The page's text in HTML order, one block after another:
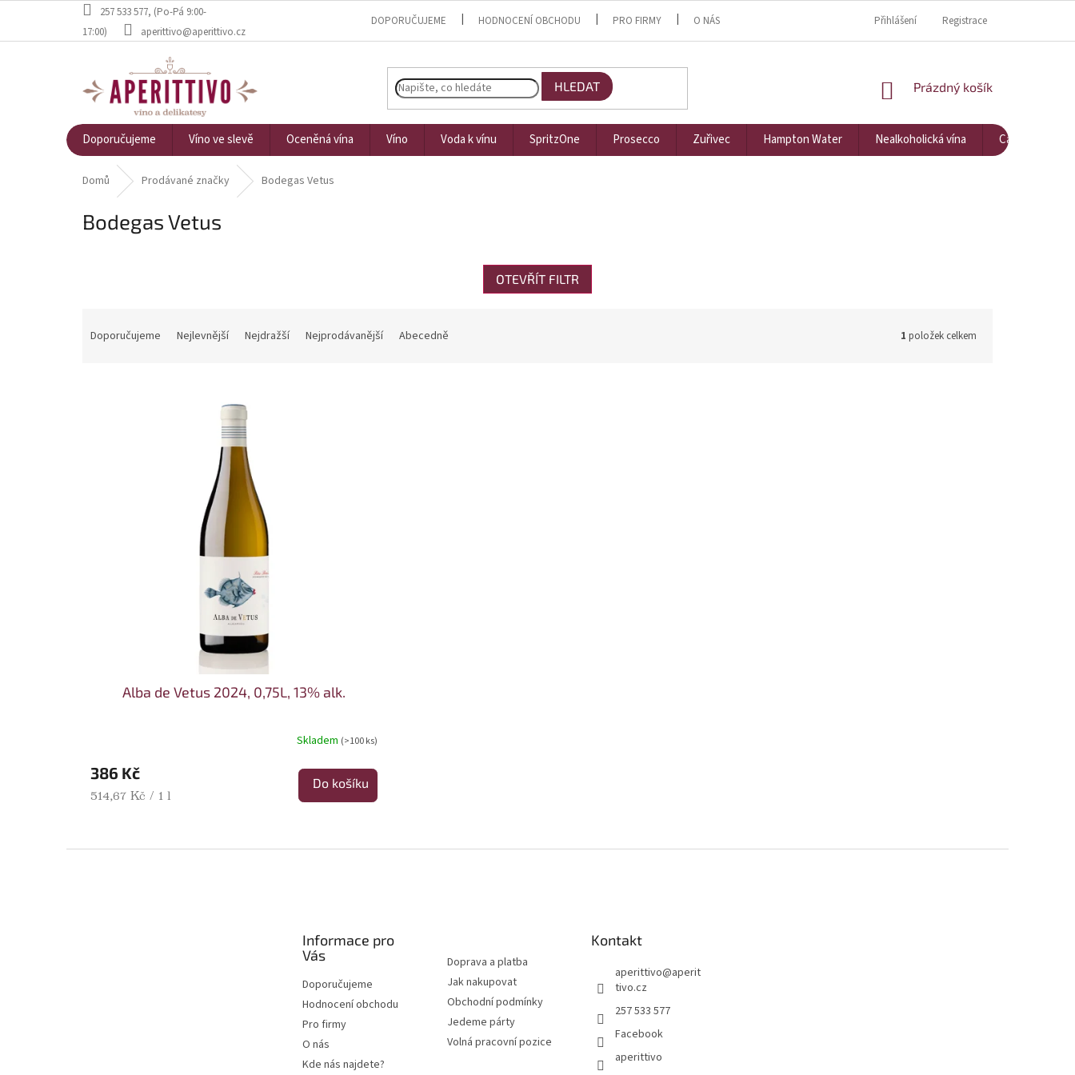
257 533 577, (Po-Pá 9:00-
17:00)
aperittivo@aperittivo.cz
DOPORUČUJEME HODNOCENÍ OBCHODU PRO FIRMY O NÁS KONTAKTY
Přihlášení Registrace
HLEDAT NÁKUPNÍ KOŠÍK
Prázdný košík
Doporučujeme Víno ve slevě Oceněná vína Víno Voda k vínu SpritzOne Prosecco Zuřivec Hampton Water Nealkoholická vína Cavarna
Domů Prodávané značky Bodegas Vetus
Bodegas Vetus
OTEVŘÍT FILTR
Doporučujeme Nejlevnější Nejdražší Nejprodávanější Abecedně 1 položek celkem
Alba de Vetus 2024, 0,75L, 13% alk.
Skladem (>100 ks)
386 Kč
Měrná cena:
514,67 Kč / 1 l
Do košíku
Informace pro
Vás
Doporučujeme
Hodnocení obchodu
Pro firmy
O nás
Kde nás najdete?
Doprava a platba
Jak nakupovat
Obchodní podmínky
Jedeme párty
Volná pracovní pozice
Kontakt
aperittivo@aperit
tivo.cz
257 533 577
Facebook
aperittivo